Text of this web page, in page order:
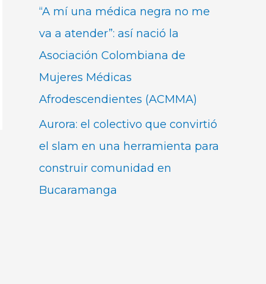
“A mí una médica negra no me
va a atender”: así nació la
Asociación Colombiana de
Mujeres Médicas
Afrodescendientes (ACMMA)
Aurora: el colectivo que convirtió
el slam en una herramienta para
construir comunidad en
Bucaramanga